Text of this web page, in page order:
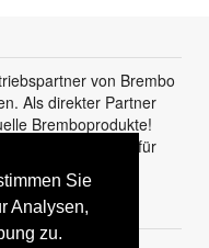
Sie
Analysen,
zu.
von Brembo
Als direkter Partner
Bremboprodukte!
als auch für